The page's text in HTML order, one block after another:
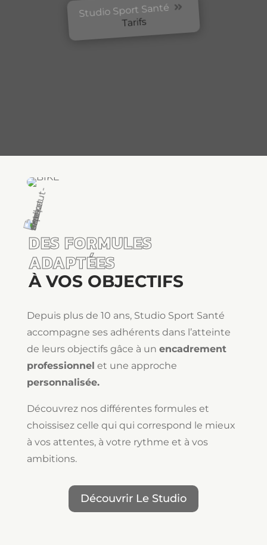
Studio Sport Santé 
Tarifs
DES FORMULES
ADAPTÉES
À VOS OBJECTIFS
Depuis plus de 10 ans, Studio Sport Santé
accompagne ses adhérents dans l’atteinte
de leurs objectifs gâce à un encadrement
professionnel et une approche
personnalisée.
Découvrez nos différentes formules et
choissisez celle qui qui correspond le mieux
à vos attentes, à votre rythme et à vos
ambitions.
Découvrir Le Studio